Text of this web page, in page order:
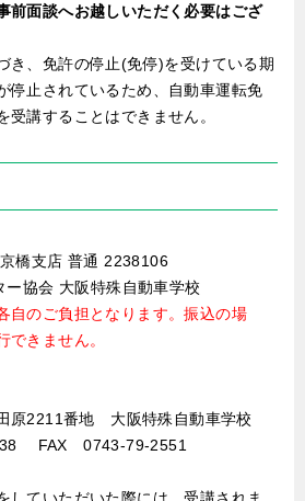
前面談へお越しいただく必要はござ
き、免許の停止(免停)を受けている期
停止されているため、自動車運転免
受講することはできません。
橋支店 普通 2238106
ー協会 大阪特殊自動車学校
のご負担となります。振込の場
できません。
原2211番地 大阪特殊自動車学校
FAX 0743-79-2551